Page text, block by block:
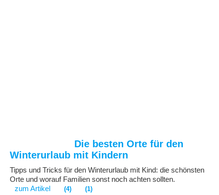
Die besten Orte für den
Winterurlaub mit Kindern
Tipps und Tricks für den Winterurlaub mit Kind: die schönsten
Orte und worauf Familien sonst noch achten sollten.
zum Artikel
(4) (1)